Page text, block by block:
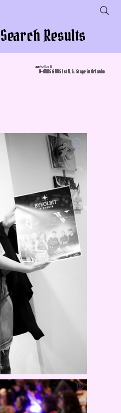
Search Results
B-OURS & VVS 1st U.S. Stage in Orlando
2026年2月27日